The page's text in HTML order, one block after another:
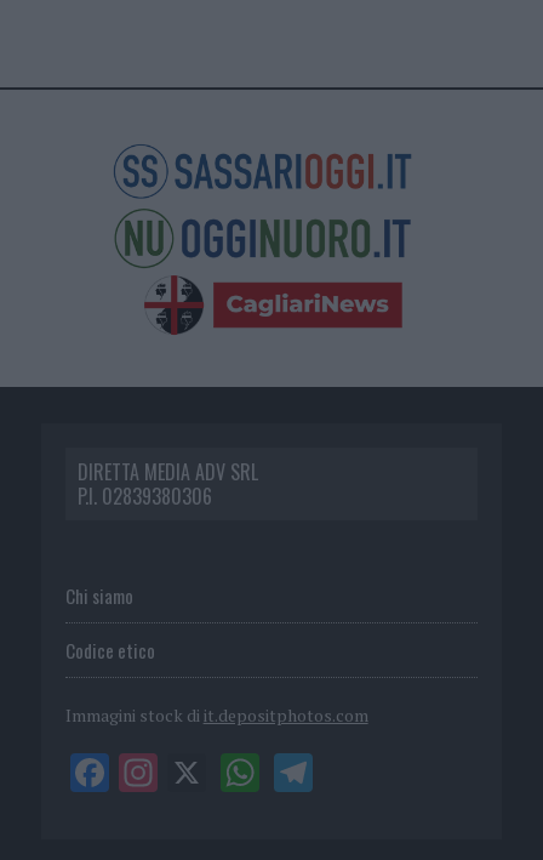
DIRETTA MEDIA ADV SRL
P.I. 02839380306
Chi siamo
Codice etico
Immagini stock di it.depositphotos.com